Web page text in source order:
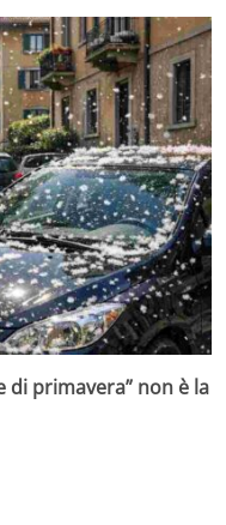
di primavera” non è la